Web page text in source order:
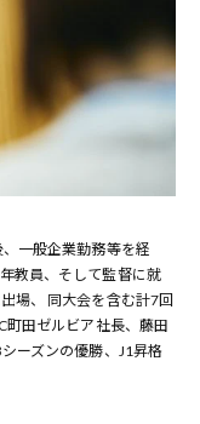
一般企業勤務等を経
教員、そして監督に就
場、 同大会を含む計7回
田ゼルビア社長、藤田
ーズンの優勝、J1昇格